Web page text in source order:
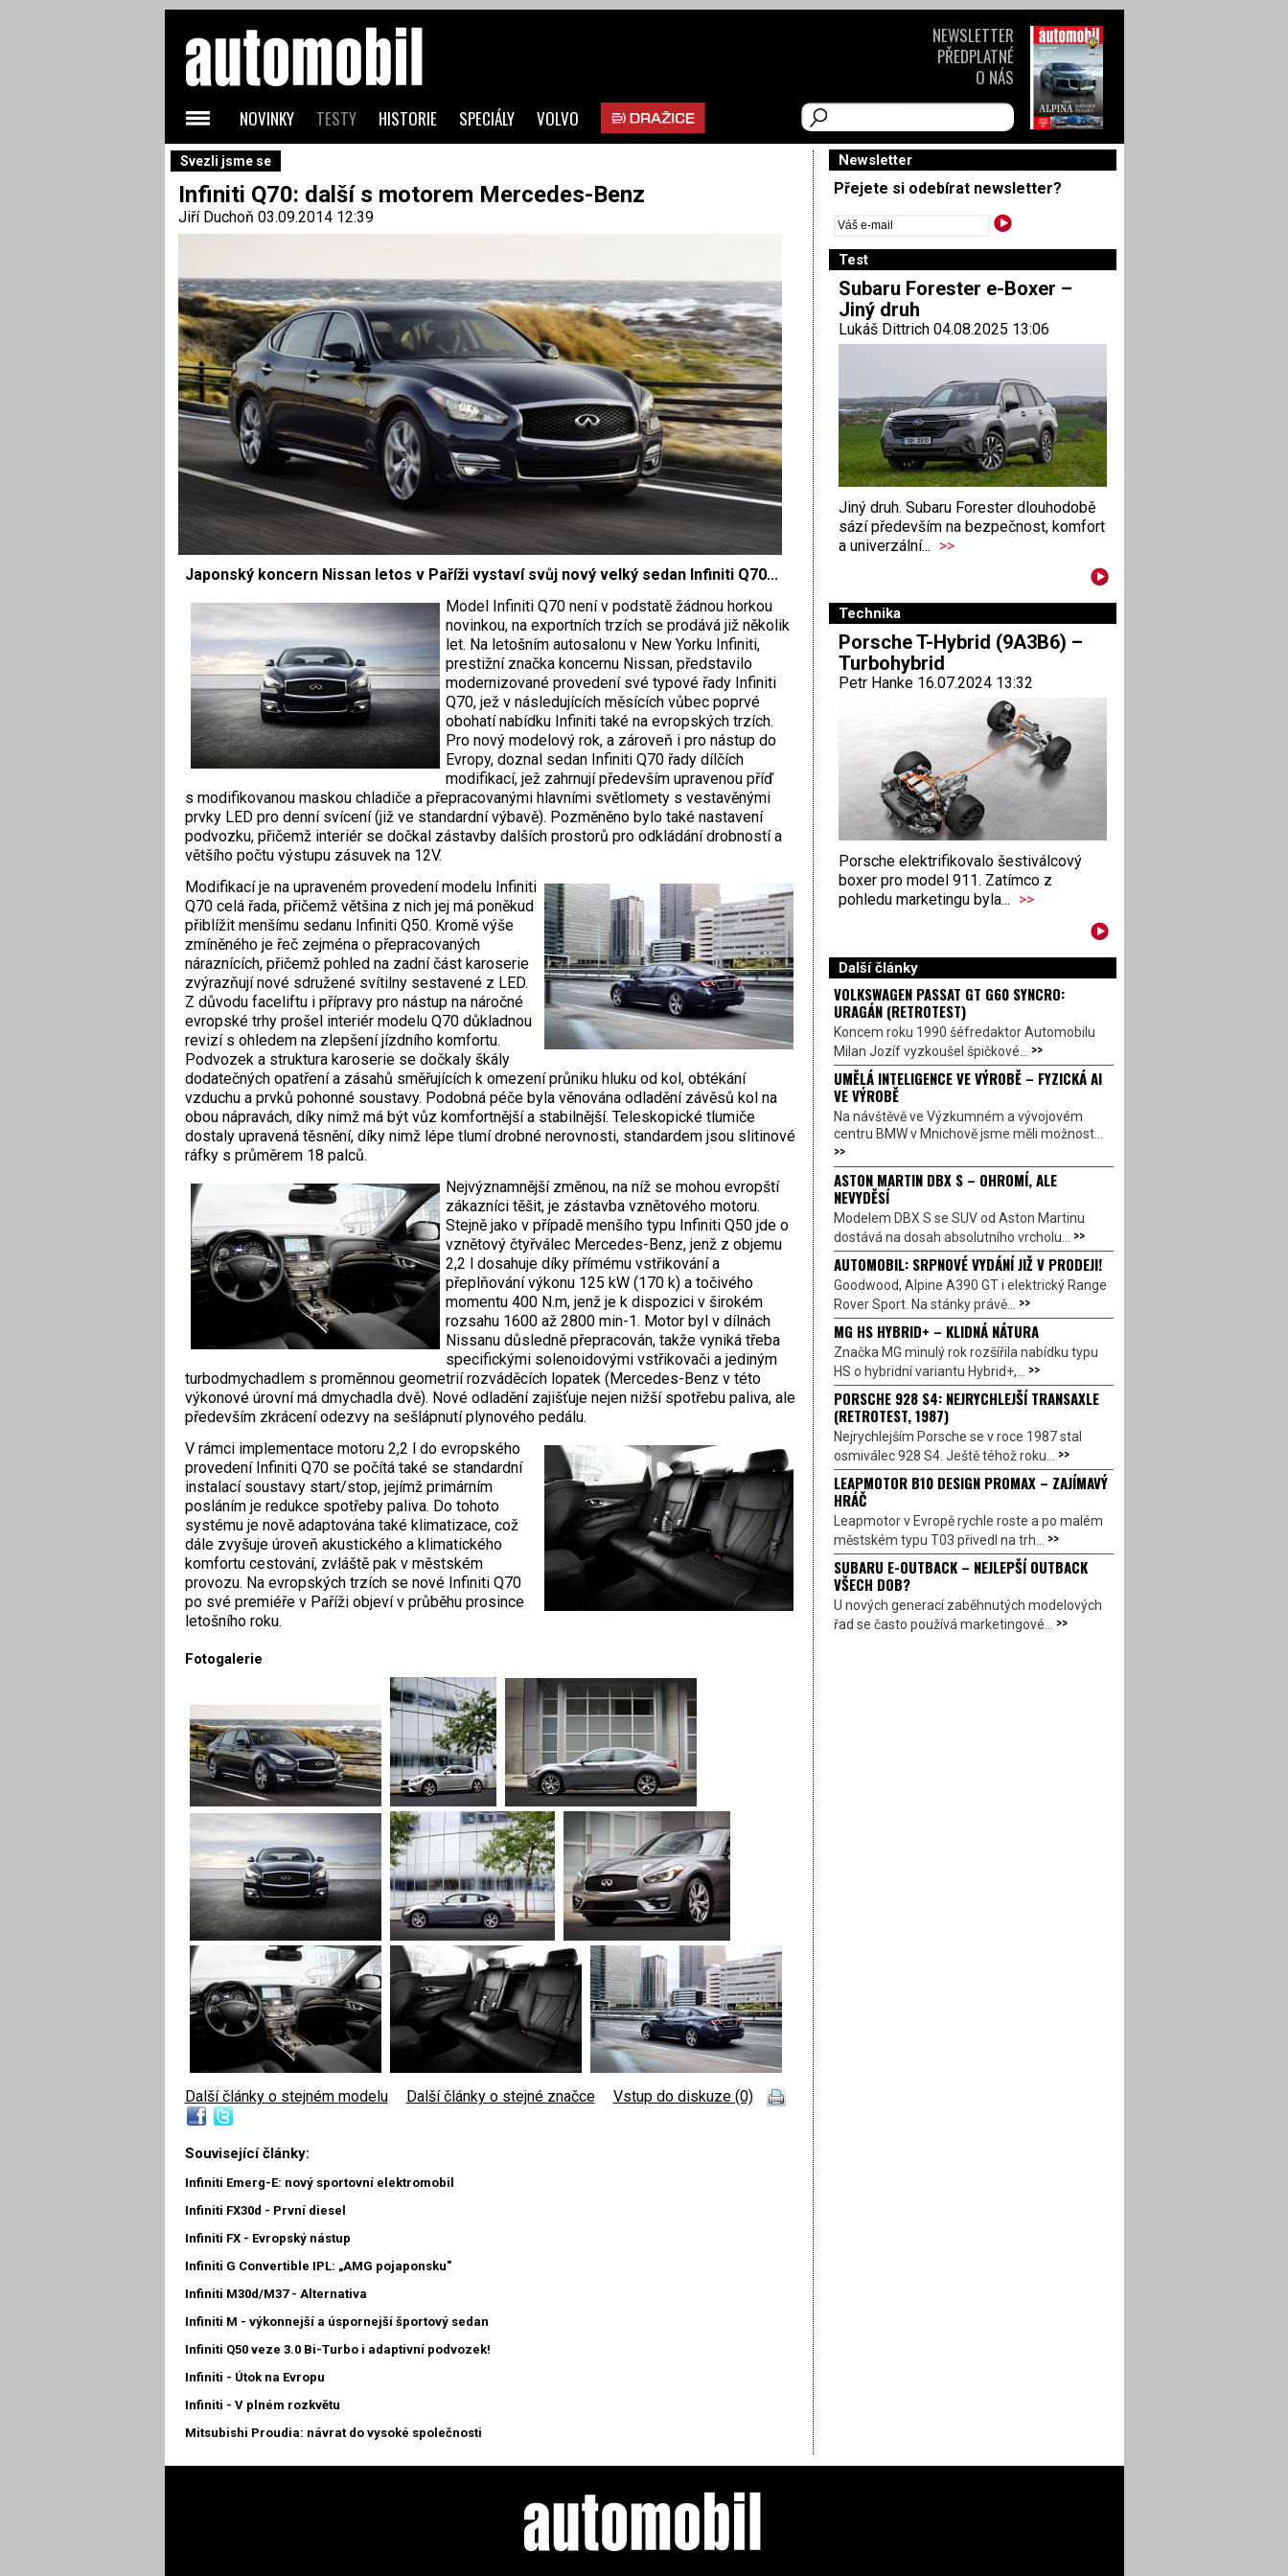
Svezli jsme se
Infiniti Q70: další s motorem Mercedes-Benz
Jiří Duchoň 03.09.2014 12:39
Japonský koncern Nissan letos v Paříži vystaví svůj nový velký sedan Infiniti Q70...
Model Infiniti Q70 není v podstatě žádnou horkou
novinkou, na exportních trzích se prodává již několik
let. Na letošním autosalonu v New Yorku Infiniti,
prestižní značka koncernu Nissan, představilo
modernizované provedení své typové řady Infiniti
Q70, jež v následujících měsících vůbec poprvé
obohatí nabídku Infiniti také na evropských trzích.
Pro nový modelový rok, a zároveň i pro nástup do
Evropy, doznal sedan Infiniti Q70 řady dílčích
modifikací, jež zahrnují především upravenou příď
s modifikovanou maskou chladiče a přepracovanými hlavními světlomety s vestavěnými
prvky LED pro denní svícení (již ve standardní výbavě). Pozměněno bylo také nastavení
podvozku, přičemž interiér se dočkal zástavby dalších prostorů pro odkládání drobností a
většího počtu výstupu zásuvek na 12V.
Modifikací je na upraveném provedení modelu Infiniti
Q70 celá řada, přičemž většina z nich jej má poněkud
přiblížit menšímu sedanu Infiniti Q50. Kromě výše
zmíněného je řeč zejména o přepracovaných
náraznících, přičemž pohled na zadní část karoserie
zvýrazňují nové sdružené svítilny sestavené z LED.
Z důvodu faceliftu i přípravy pro nástup na náročné
evropské trhy prošel interiér modelu Q70 důkladnou
revizí s ohledem na zlepšení jízdního komfortu.
Podvozek a struktura karoserie se dočkaly škály
dodatečných opatření a zásahů směřujících k omezení průniku hluku od kol, obtékání
vzduchu a prvků pohonné soustavy. Podobná péče byla věnována odladění závěsů kol na
obou nápravách, díky nimž má být vůz komfortnější a stabilnější. Teleskopické tlumiče
dostaly upravená těsnění, díky nimž lépe tlumí drobné nerovnosti, standardem jsou slitinové
ráfky s průměrem 18 palců.
Nejvýznamnější změnou, na níž se mohou evropští
zákazníci těšit, je zástavba vznětového motoru.
Stejně jako v případě menšího typu Infiniti Q50 jde o
vznětový čtyřválec Mercedes-Benz, jenž z objemu
2,2 l dosahuje díky přímému vstřikování a
přeplňování výkonu 125 kW (170 k) a točivého
momentu 400 N.m, jenž je k dispozici v širokém
rozsahu 1600 až 2800 min-1. Motor byl v dílnách
Nissanu důsledně přepracován, takže vyniká třeba
specifickými solenoidovými vstřikovači a jediným
turbodmychadlem s proměnnou geometrií rozváděcích lopatek (Mercedes-Benz v této
výkonové úrovní má dmychadla dvě). Nové odladění zajišťuje nejen nižší spotřebu paliva, ale
především zkrácení odezvy na sešlápnutí plynového pedálu.
V rámci implementace motoru 2,2 l do evropského
provedení Infiniti Q70 se počítá také se standardní
instalací soustavy start/stop, jejímž primárním
posláním je redukce spotřeby paliva. Do tohoto
systému je nově adaptována také klimatizace, což
dále zvyšuje úroveň akustického a klimatického
komfortu cestování, zvláště pak v městském
provozu. Na evropských trzích se nové Infiniti Q70
po své premiéře v Paříži objeví v průběhu prosince
letošního roku.
Fotogalerie
Další články o stejném modelu Další články o stejné značce Vstup do diskuze (0)
Související články:
Infiniti Emerg-E: nový sportovní elektromobil
Infiniti FX30d - První diesel
Infiniti FX - Evropský nástup
Infiniti G Convertible IPL: „AMG pojaponsku"
Infiniti M30d/M37 - Alternativa
Infiniti M - výkonnejší a úspornejší športový sedan
Infiniti Q50 veze 3.0 Bi-Turbo i adaptivní podvozek!
Infiniti - Útok na Evropu
Infiniti - V plném rozkvětu
Mitsubishi Proudia: návrat do vysoké společnosti
Newsletter
Přejete si odebírat newsletter?
Test
Subaru Forester e-Boxer –
Jiný druh
Lukáš Dittrich 04.08.2025 13:06
Jiný druh. Subaru Forester dlouhodobě
sází především na bezpečnost, komfort
a univerzální... >>
Technika
Porsche T-Hybrid (9A3B6) –
Turbohybrid
Petr Hanke 16.07.2024 13:32
Porsche elektrifikovalo šestiválcový
boxer pro model 911. Zatímco z
pohledu marketingu byla... >>
Další články
VOLKSWAGEN PASSAT GT G60 SYNCRO:
URAGÁN (RETROTEST)
Koncem roku 1990 šéfredaktor Automobilu
Milan Jozíf vyzkoušel špičkové... >>
UMĚLÁ INTELIGENCE VE VÝROBĚ – FYZICKÁ AI
VE VÝROBĚ
Na návštěvě ve Výzkumném a vývojovém
centru BMW v Mnichově jsme měli možnost...
>>
ASTON MARTIN DBX S – OHROMÍ, ALE
NEVYDĚSÍ
Modelem DBX S se SUV od Aston Martinu
dostává na dosah absolutního vrcholu... >>
AUTOMOBIL: SRPNOVÉ VYDÁNÍ JIŽ V PRODEJI!
Goodwood, Alpine A390 GT i elektrický Range
Rover Sport. Na stánky právě... >>
MG HS HYBRID+ – KLIDNÁ NÁTURA
Značka MG minulý rok rozšířila nabídku typu
HS o hybridní variantu Hybrid+,... >>
PORSCHE 928 S4: NEJRYCHLEJŠÍ TRANSAXLE
(RETROTEST, 1987)
Nejrychlejším Porsche se v roce 1987 stal
osmiválec 928 S4. Ještě téhož roku... >>
LEAPMOTOR B10 DESIGN PROMAX – ZAJÍMAVÝ
HRÁČ
Leapmotor v Evropě rychle roste a po malém
městském typu T03 přivedl na trh... >>
SUBARU E-OUTBACK – NEJLEPŠÍ OUTBACK
VŠECH DOB?
U nových generací zaběhnutých modelových
řad se často používá marketingové... >>
NOVINKY TESTY HISTORIE SPECIÁLY VOLVO
NEWSLETTER
PŘEDPLATNÉ
O NÁS